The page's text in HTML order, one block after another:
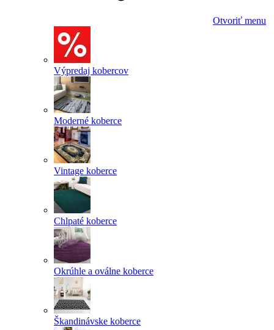
Otvoriť menu
Výpredaj kobercov
Moderné koberce
Vintage koberce
Chlpaté koberce
Okrúhle a oválne koberce
Škandinávske koberce